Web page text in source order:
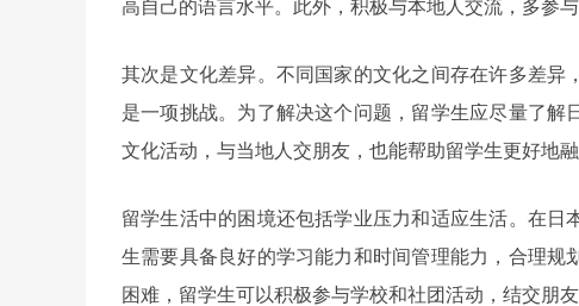
高自己的语言水平。此外，积极与本地人交流，多参
其次是文化差异。不同国家的文化之间存在许多差异
是一项挑战。为了解决这个问题，留学生应尽量了
文化活动，与当地人交朋友，也能帮助留学生更好地
留学生活中的困境还包括学业压力和适应生活。在
生需要具备良好的学习能力和时间管理能力，合理规
困难，留学生可以积极参与学校和社团活动，结交朋